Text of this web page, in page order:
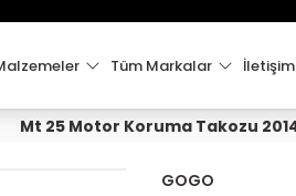
KARGO ÜCRETSİZ !
Tüm Markalar İletişim
Mt 25 Motor Koruma Takozu
GOGO